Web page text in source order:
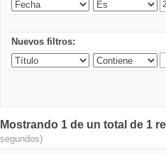
Nuevos filtros:
Mostrando 1 de un total de 1
segundos)